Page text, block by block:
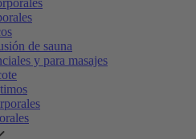
de sauna
y para masajes